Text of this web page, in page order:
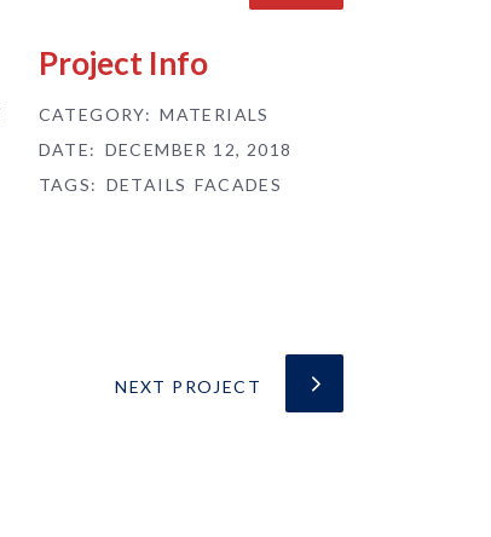
Project Info
CATEGORY: MATERIALS
DATE: DECEMBER 12, 2018
TAGS: DETAILS FACADES
NEXT PROJECT